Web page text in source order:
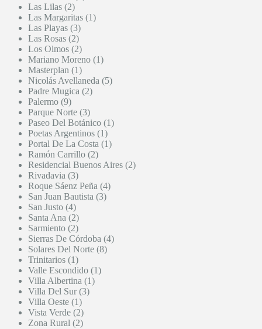
Las Lilas (2)
Las Margaritas (1)
Las Playas (3)
Las Rosas (2)
Los Olmos (2)
Mariano Moreno (1)
Masterplan (1)
Nicolás Avellaneda (5)
Padre Mugica (2)
Palermo (9)
Parque Norte (3)
Paseo Del Botánico (1)
Poetas Argentinos (1)
Portal De La Costa (1)
Ramón Carrillo (2)
Residencial Buenos Aires (2)
Rivadavia (3)
Roque Sáenz Peña (4)
San Juan Bautista (3)
San Justo (4)
Santa Ana (2)
Sarmiento (2)
Sierras De Córdoba (4)
Solares Del Norte (8)
Trinitarios (1)
Valle Escondido (1)
Villa Albertina (1)
Villa Del Sur (3)
Villa Oeste (1)
Vista Verde (2)
Zona Rural (2)